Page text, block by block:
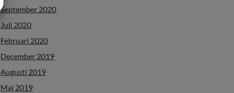
September 2020
Juli 2020
Februari 2020
December 2019
Augusti 2019
Maj 2019